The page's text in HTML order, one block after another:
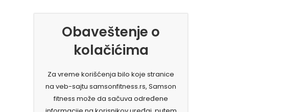
Obaveštenje o
kolačićima
Za vreme korišćenja bilo koje stranice
na veb-sajtu samsonfitness.rs, Samson
fitness može da sačuva određene